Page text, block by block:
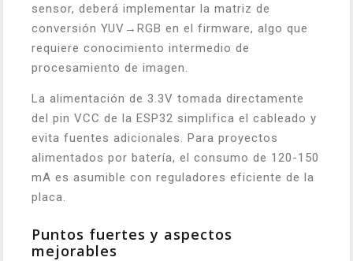
sensor, deberá implementar la matriz de
conversión YUV→RGB en el firmware, algo que
requiere conocimiento intermedio de
procesamiento de imagen.
La alimentación de 3.3V tomada directamente
del pin VCC de la ESP32 simplifica el cableado y
evita fuentes adicionales. Para proyectos
alimentados por batería, el consumo de 120-150
mA es asumible con reguladores eficiente de la
placa.
Puntos fuertes y aspectos
mejorables